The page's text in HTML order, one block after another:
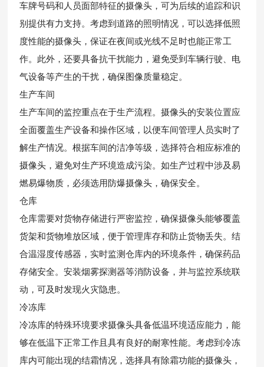
车牌号码和人员面部特征的摄像头，可为后续的追踪和识
别提供有力支持。考虑到道路的照明情况，可以选择低照
度性能的摄像头，保证在夜间或光线不足时也能正常工
作。此外，还要具备抗干扰能力，避免受到车辆行驶、电
气设备等产生的干扰，确保图像质量稳定。
生产车间
生产车间的监控重点在于生产流程。摄像头的安装位置应
全面覆盖生产设备和操作区域，以便车间管理人员实时了
解生产情况。根据车间的洁净等级，选择符合相应标准的
摄像头，避免对生产环境造成污染。如生产过程中涉及易
燃易爆物质，必须选用防爆摄像头，确保安全。
仓库
仓库需要对货物存储进行严密监控，确保摄像头能够覆盖
货架和货物堆放区域，便于管理库存和防止货物丢失。结
合温湿度传感器，实时监测仓库内的环境条件，确保药品
存储安全。安装烟雾探测器等消防设备，并与监控系统联
动，可及时发现火灾隐患。
冷冻库
冷冻库的特殊环境要求摄像头具备低温环境适应能力，能
够在低温下正常工作且具有良好的耐寒性能。考虑到冷冻
库内可能出现的结霜情况，选择具有除霜功能的摄像头，